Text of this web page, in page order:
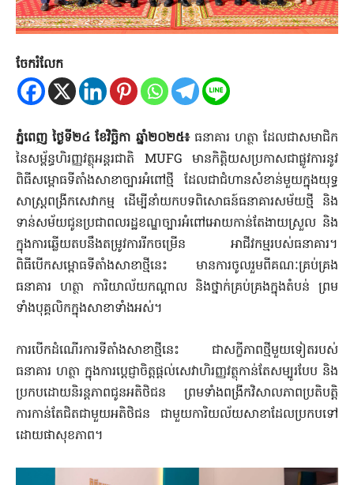
ចែករំលែក
ភ្នំពេញ ថ្ងៃទី២៤ ខែវិច្ឆិកា ឆ្នាំ២០២៥៖ធនាគារ ហត្ថា ដែលជាសមាជិក
នៃសម្ព័ន្ធហិរញ្ញវត្ថុអន្តរជាតិ MUFG មានកិត្តិយសប្រកាសជាផ្លូវការនូវ
ពិធីសម្ពោធទីតាំងសាខាច្បារអំពៅថ្មី ដែលជាជំហានសំខាន់មួយក្នុងយុទ្ធ
សាស្ត្រពង្រីកសេវាកម្ម​ ដើម្បីនាំយកបទពិសោធន៍ធនាគារសម័យថ្មី និង
ទាន់សម័យជូនប្រជាពលរដ្ឋខណ្ឌច្បារអំពៅអោយកាន់តែងាយស្រួល និង
ក្នុងការឆ្លើយតបនឹងតម្រូវការរីកចម្រើន អាជីវកម្មរបស់ធនាគារ។
ពិធីបើកសម្ពោធទីតាំងសាខាថ្មីនេះ មានការចូលរួមពីគណៈគ្រប់គ្រង
ធនាគារ ហត្ថា ការិយាល័យកណ្តាល និងថ្នាក់គ្រប់គ្រងក្នុងតំបន់ ព្រម
ទាំងបុគ្គលិកក្នុងសាខាទាំងអស់។​
ការបើកដំណើរការទីតាំងសាខាថ្មីនេះ ជាសក្ខីភាពថ្មីមួយទៀតរបស់
ធនាគារ ហត្ថា ក្នុងការប្តេជ្ញាចិត្តផ្តល់សេវាហិរញ្ញវត្ថុកាន់តែសម្បូរបែប និង
ប្រកបដោយនិរន្តភាពជូនអតិថិជន ព្រមទាំងពង្រីកវិសាលភាពប្រតិបត្តិ
ការកាន់តែជិតជាមួយអតិថិជន ជាមួយការិយល័យសាខាដែលប្រកបទៅ
ដោយផាសុខភាព។​